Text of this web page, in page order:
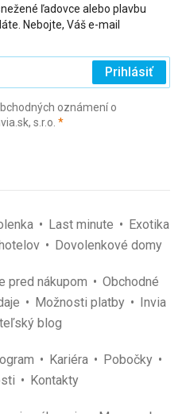
ľadovce alebo plavbu
Nebojte, Váš e-mail
Prihlásiť
oznámení o
s.r.o. *(povinné)
Last minute
Exotika
Dovolenkové domy
pred nákupom
Obchodné
Možnosti platby
Invia
blog
Kariéra
Pobočky
Kontakty